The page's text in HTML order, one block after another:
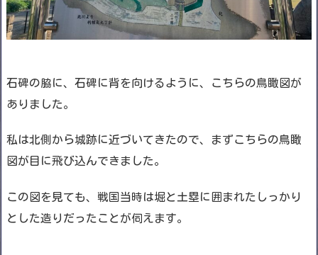
石碑の脇に、石碑に背を向けるように、こちらの鳥瞰図が
ありました。
私は北側から城跡に近づいてきたので、まずこちらの鳥瞰
図が目に飛び込んできました。
この図を見ても、戦国当時は堀と土塁に囲まれたしっかり
とした造りだったことが伺えます。